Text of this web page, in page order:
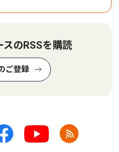
スのRSSを購読
ご登録